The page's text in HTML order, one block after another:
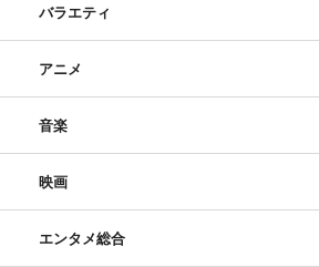
バラエティ
アニメ
音楽
映画
エンタメ総合